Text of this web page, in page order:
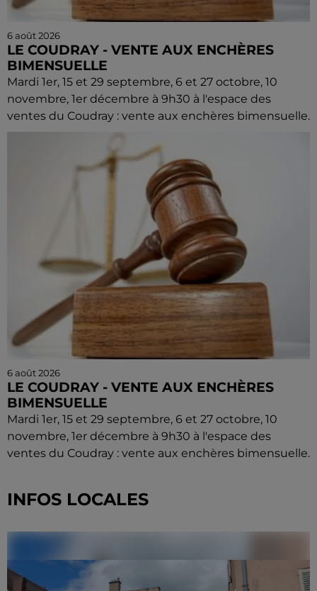
6 août 2026
LE COUDRAY - VENTE AUX ENCHÈRES
BIMENSUELLE
Mardi 1er, 15 et 29 septembre, 6 et 27 octobre, 10
novembre, 1er décembre à 9h30 à l'espace des
ventes du Coudray : vente aux enchères bimensuelle.
6 août 2026
LE COUDRAY - VENTE AUX ENCHÈRES
BIMENSUELLE
Mardi 1er, 15 et 29 septembre, 6 et 27 octobre, 10
novembre, 1er décembre à 9h30 à l'espace des
ventes du Coudray : vente aux enchères bimensuelle.
INFOS LOCALES